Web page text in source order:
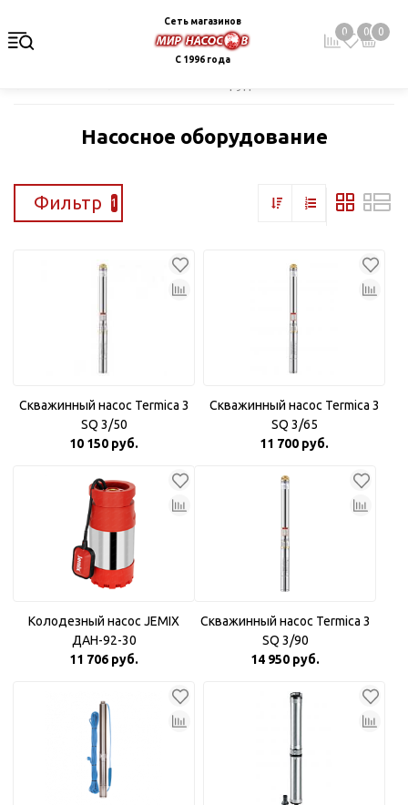
Сеть магазинов
С 1996 года
0 0 0
Насосное оборудование
Фильтр 1
Скважинный насос Termica 3
SQ 3/50
10 150 руб.
Скважинный насос Termica 3
SQ 3/65
11 700 руб.
Колодезный насос JEMIX
ДАН-92-30
11 706 руб.
Скважинный насос Termica 3
SQ 3/90
14 950 руб.